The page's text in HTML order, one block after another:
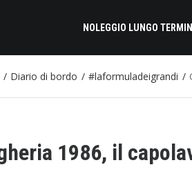
NOLEGGIO LUNGO
Diario di bordo #laformuladeigrandi
1986, il